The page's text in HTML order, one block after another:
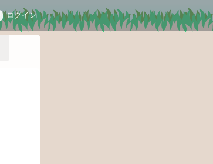
ログイン